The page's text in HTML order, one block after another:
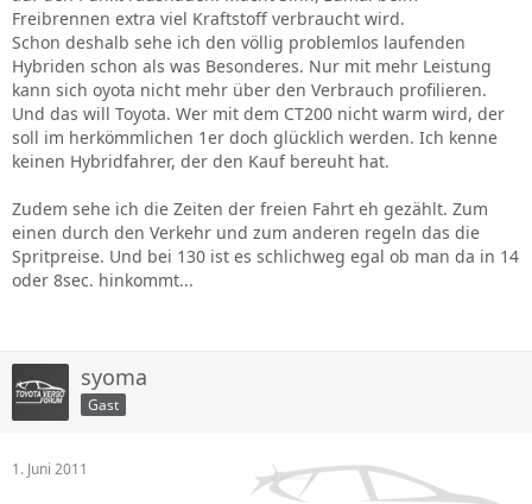
Freibrennen extra viel Kraftstoff verbraucht wird.
Schon deshalb sehe ich den völlig problemlos laufenden
Hybriden schon als was Besonderes. Nur mit mehr Leistung
kann sich oyota nicht mehr über den Verbrauch profilieren.
Und das will Toyota. Wer mit dem CT200 nicht warm wird, der
soll im herkömmlichen 1er doch glücklich werden. Ich kenne
keinen Hybridfahrer, der den Kauf bereuht hat.
Zudem sehe ich die Zeiten der freien Fahrt eh gezählt. Zum
einen durch den Verkehr und zum anderen regeln das die
Spritpreise. Und bei 130 ist es schlichweg egal ob man da in 14
oder 8sec. hinkommt...
syoma
Gast
1. Juni 2011